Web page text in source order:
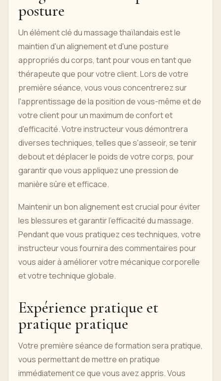
posture
Un élément clé du massage thaïlandais est le
maintien d'un alignement et d'une posture
appropriés du corps, tant pour vous en tant que
thérapeute que pour votre client. Lors de votre
première séance, vous vous concentrerez sur
l'apprentissage de la position de vous-même et de
votre client pour un maximum de confort et
d'efficacité. Votre instructeur vous démontrera
diverses techniques, telles que s'asseoir, se tenir
debout et déplacer le poids de votre corps, pour
garantir que vous appliquez une pression de
manière sûre et efficace.
Maintenir un bon alignement est crucial pour éviter
les blessures et garantir l'efficacité du massage.
Pendant que vous pratiquez ces techniques, votre
instructeur vous fournira des commentaires pour
vous aider à améliorer votre mécanique corporelle
et votre technique globale.
Expérience pratique et
pratique pratique
Votre première séance de formation sera pratique,
vous permettant de mettre en pratique
immédiatement ce que vous avez appris. Vous